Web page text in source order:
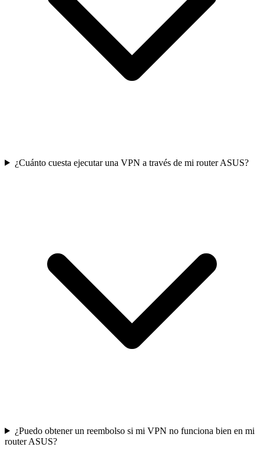
¿Cuánto cuesta ejecutar una VPN a través de mi router ASUS?
¿Puedo obtener un reembolso si mi VPN no funciona bien en mi
router ASUS?